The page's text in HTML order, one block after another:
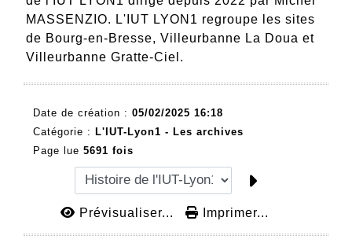
MASSENZIO. L'IUT LYON1 regroupe les sites
de Bourg-en-Bresse, Villeurbanne La Doua et
Villeurbanne Gratte-Ciel.
Date de création : 05/02/2025 16:18
Catégorie : L'IUT-Lyon1 - Les archives
Page lue 5691 fois
Prévisualiser... Imprimer...